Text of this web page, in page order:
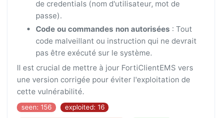
de credentials (nom d'utilisateur, mot de
passe).
Code ou commandes non autorisées : Tout
code malveillant ou instruction qui ne devrait
pas être exécuté sur le système.
Il est crucial de mettre à jour FortiClientEMS vers
une version corrigée pour éviter l'exploitation de
cette vulnérabilité.
seen: 156
exploited: 16